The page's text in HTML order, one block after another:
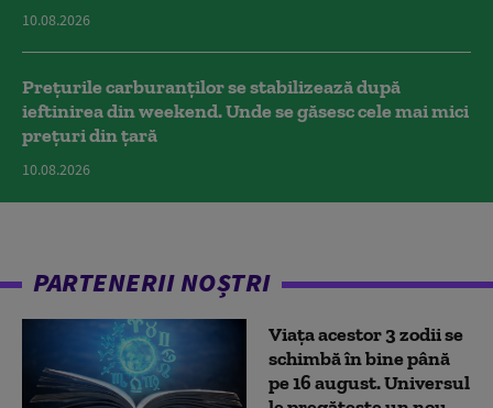
10.08.2026
Prețurile carburanților se stabilizează după
ieftinirea din weekend. Unde se găsesc cele mai mici
prețuri din țară
10.08.2026
PARTENERII NOȘTRI
Viața acestor 3 zodii se
schimbă în bine până
pe 16 august. Universul